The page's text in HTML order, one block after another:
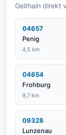
Geithain direkt
04657
Penig
4,5 km
04654
Frohburg
9,7 km
09328
Lunzenau